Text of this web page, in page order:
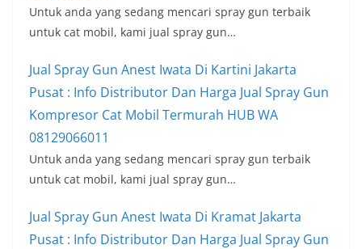
Untuk anda yang sedang mencari spray gun terbaik
untuk cat mobil, kami jual spray gun…
Jual Spray Gun Anest Iwata Di Kartini Jakarta
Pusat : Info Distributor Dan Harga Jual Spray Gun
Kompresor Cat Mobil Termurah HUB WA
08129066011
Untuk anda yang sedang mencari spray gun terbaik
untuk cat mobil, kami jual spray gun…
Jual Spray Gun Anest Iwata Di Kramat Jakarta
Pusat : Info Distributor Dan Harga Jual Spray Gun